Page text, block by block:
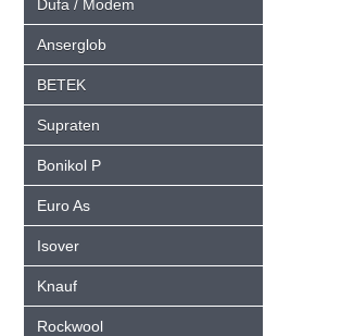
Dufa / Modem
Anserglob
BETEK
Supraten
Bonikol P
Euro As
Isover
Knauf
Rockwool